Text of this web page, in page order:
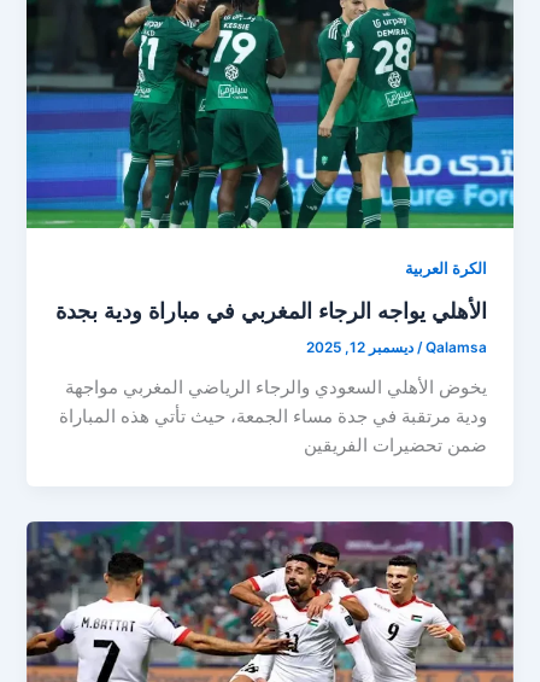
الكرة العربية
الأهلي يواجه الرجاء المغربي في مباراة ودية بجدة
Qalamsa
/ديسمبر 12, 2025
يخوض الأهلي السعودي والرجاء الرياضي المغربي مواجهة
ودية مرتقبة في جدة مساء الجمعة، حيث تأتي هذه المباراة
ضمن تحضيرات الفريقين